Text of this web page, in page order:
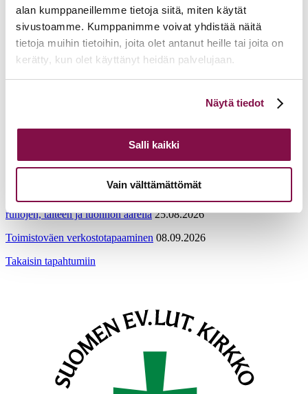
alan kumppaneillemme tietoja siitä, miten käytät
sivustoamme. Kumppanimme voivat yhdistää näitä
tietoja muihin tietoihin, joita olet antanut heille tai joita on
kerätty, kun olet käyttänyt heidän palvelujaan.
linkistä.
Näytä tiedot
Salli kaikki
Vain välttämättömät
Laskutusosoite
Lisätietoja
Hyväksyn
tietosuojaselosteen ja tietojeni tallentamisen
Ilmoittaudu
asetukseen. Henkilötietoja käsitellään tapahtuman hallinnan yhteydessä viestinnän,
Tietosuojaseloste
Tulevia tapahtumia
Tuomiokapitulin istunto 19.08.2026
Ikkunoita kristilliseen spiritualiteettiin: Matkakumppanuuden päivä
runojen, taiteen ja luonnon äärellä 25.08.2026
Toimistoväen verkostotapaaminen 08.09.2026
Takaisin tapahtumiin